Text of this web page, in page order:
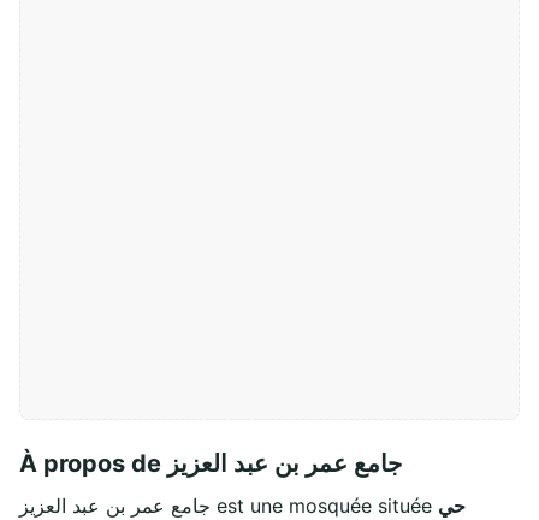
À propos de جامع عمر بن عبد العزيز
جامع عمر بن عبد العزيز est une mosquée située حي